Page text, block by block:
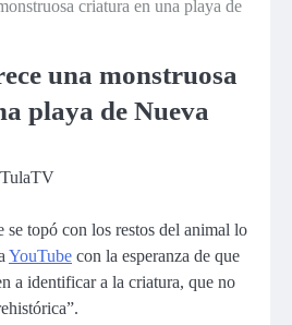
criatura en una playa de
una monstruosa
playa de Nueva
TulaTV
se topó con los restos del animal lo
YouTube con la esperanza de que
a identificar a la criatura, que no